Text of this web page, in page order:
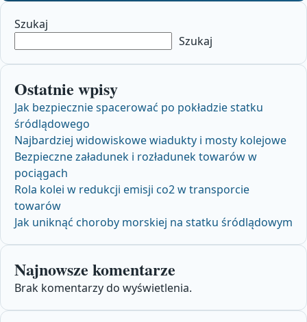
Szukaj
Szukaj
Ostatnie wpisy
Jak bezpiecznie spacerować po pokładzie statku
śródlądowego
Najbardziej widowiskowe wiadukty i mosty kolejowe
Bezpieczne załadunek i rozładunek towarów w
pociągach
Rola kolei w redukcji emisji co2 w transporcie
towarów
Jak uniknąć choroby morskiej na statku śródlądowym
Najnowsze komentarze
Brak komentarzy do wyświetlenia.